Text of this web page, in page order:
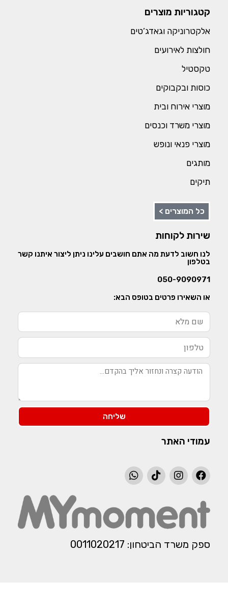
קטגוריות מוצרים
אלקטרוניקה וגאדג’טים
חולצות לאירועים
טקסטיל
כוסות ובקבוקים
מוצרי אירוח ובית
מוצרי משרד וכנסים
מוצרי פנאי ונופש
מותגים
תיקים
כל המוצרים >
שירות לקוחות
לנו חשוב לדעת מה אתם חושבים עלינו ניתן ליצור איתנו קשר
בטלפון
050-9090971
או השאירו פרטים בטופס הבא:
שליחה
עמודי האתר
ספק משרד הביטחון: 0011020217​​